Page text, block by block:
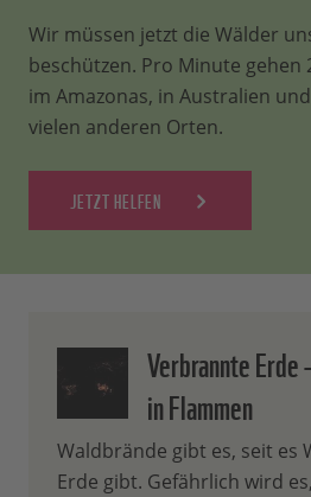
Wir müssen jetzt die Wälder
beschützen. Pro Minute gehen
im Amazonas, in Australien
vielen anderen Orten.
JETZT HELFEN
Verbrannte Erde
in Flammen
Waldbrände gibt es, seit es
Erde gibt. Gefährlich wird